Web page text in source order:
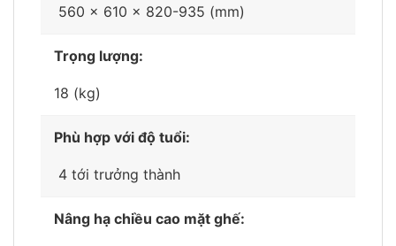
560 x 610 x 820-935 (mm)
Trọng lượng:
18 (kg)
Phù hợp với độ tuổi:
4 tới trưởng thành
Nâng hạ chiều cao mặt ghế: